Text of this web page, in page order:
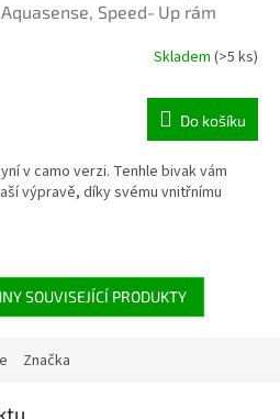
R
M
A
Speed‑Up rám
Skladem (>5 ks)
Do košíku
v camo verzi. Tenhle bivak vám
výpravě, díky svému vnitřnímu
SOUVISEJÍCÍ PRODUKTY
Značka